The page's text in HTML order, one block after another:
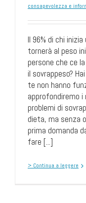
consapevolezza e
Il 96% di chi
tornerà al peso
persone che ce
il sovrappeso?
te non hanno
approfondiremo
problemi di
dieta, ma senza
prima domanda
fare [...]
> Continua a leggere